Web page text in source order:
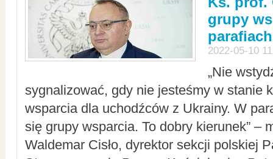
grupy
parafiach
2022-05-10
„Nie
sygnalizować, gdy nie jesteśmy w stanie
wsparcia dla uchodźców z Ukrainy. W
się grupy wsparcia. To dobry kierunek” –
Waldemar Cisło, dyrektor sekcji polskiej